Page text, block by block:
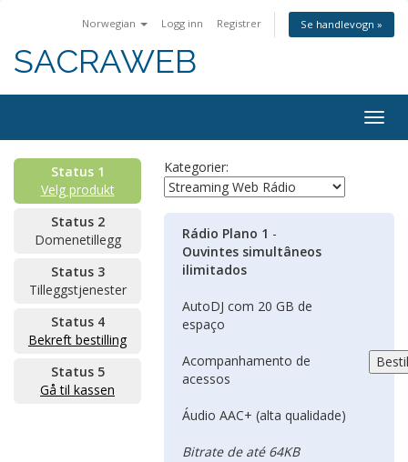
Norwegian Logg inn Registrer Se handlevogn »
SACRAWEB
Status 1
Velg produkt
Status 2
Domenetillegg
Status 3
Tilleggstjenester
Status 4
Bekreft bestilling
Status 5
Gå til kassen
Kategorier:
Rádio Plano 1 -
Ouvintes simultâneos
ilimitados
AutoDJ com 20 GB de
espaço
Acompanhamento de
acessos
Áudio AAC+ (alta qualidade)
Bitrate de até 64KB